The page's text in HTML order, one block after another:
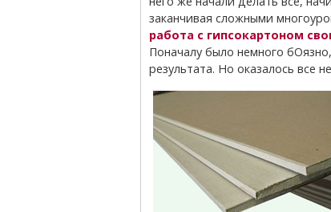
заканчивая сложными
работа с гипсокартоном
Поначалу было немного
результата. Но оказалось все